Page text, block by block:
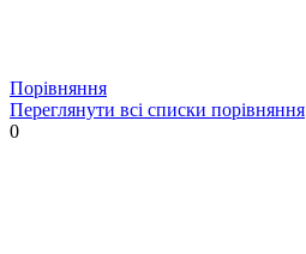
Порівняння
Переглянути всі списки порівняння
0